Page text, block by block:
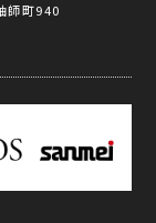
師町940